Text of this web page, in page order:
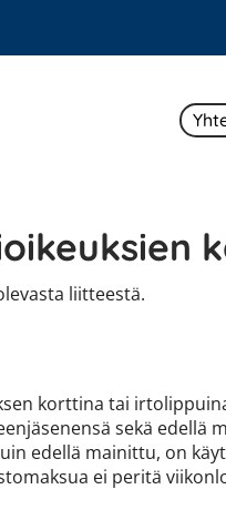
liitteestä.
korttina tai
sekä edellä
edellä mainittu, on
ei peritä